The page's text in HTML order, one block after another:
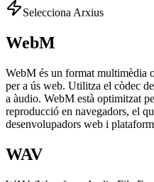
Selecciona Arxius
WebM
WebM és un format multimèdia
per a ús web. Utilitza el còdec
a àudio. WebM està optimitzat
reproducció en navegadors, el
desenvolupadors web i
WAV